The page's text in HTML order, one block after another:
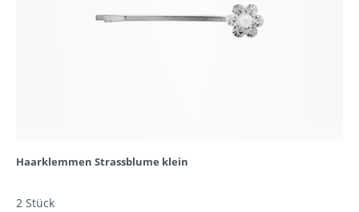
Haarklemmen Strassblume klein
2 Stück